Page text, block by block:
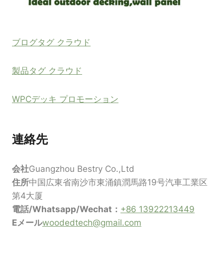
ブログタグ クラウド
製品タグ クラウド
WPCデッキ プロモーション
連絡先
会社Guangzhou Bestry Co.,Ltd
住所中国広東省南沙市東涌鎮潤馬路19号汽車工業区
第4大厦
電話/Whatsapp/Wechat： +86 13922213449
Eメールwoodedtech@gmail.com